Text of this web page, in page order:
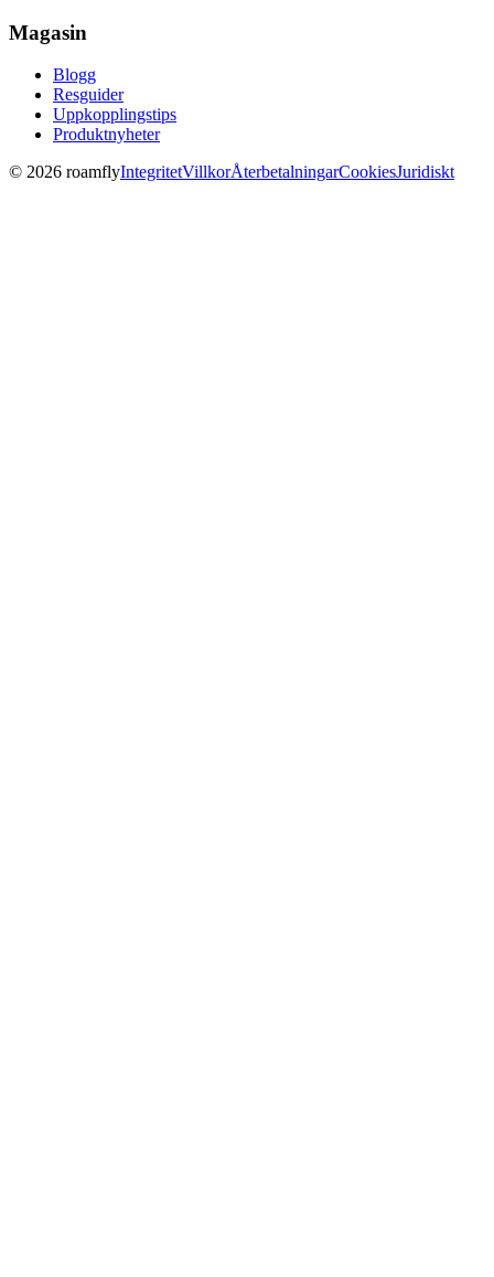
Magasin
Blogg
Resguider
Uppkopplingstips
Produktnyheter
© 2026 roamflyIntegritetVillkorÅterbetalningarCookiesJuridiskt